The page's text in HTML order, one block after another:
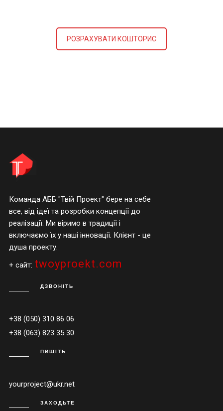
РОЗРАХУВАТИ КОШТОРИС
Команда АББ "Твій Проект" бере на себе
все, від ідеї та розробки концепції до
реалізації. Ми віримо в традиції і
включаємо їх у наші інновації. Клієнт - це
душа проекту.
+ сайт: twoyproekt.com
ДЗВОНІТЬ
+38 (050) 310 86 06
+38 (063) 823 35 30
ПИШІТЬ
yourproject@ukr.net
ЗАХОДЬТЕ